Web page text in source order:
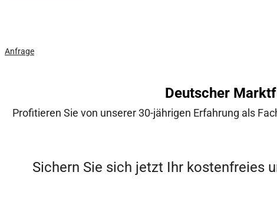
Anfrage
Deutscher
Profitieren Sie von unserer 30-jährigen Erfahrung als
Sichern Sie sich jetzt Ihr kostenfreies